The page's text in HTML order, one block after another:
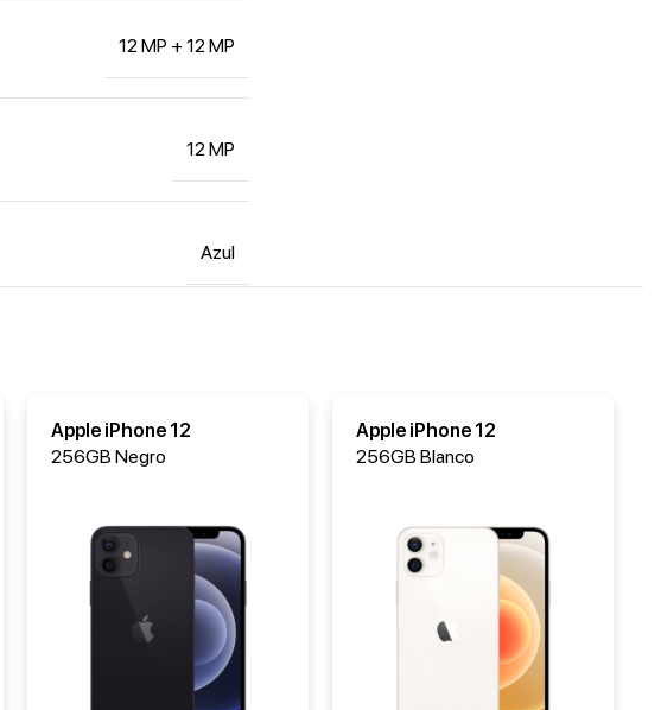
12 MP + 12 MP
12 MP
Azul
Apple iPhone 12
256GB Negro
Apple iPhone 12
256GB Blanco